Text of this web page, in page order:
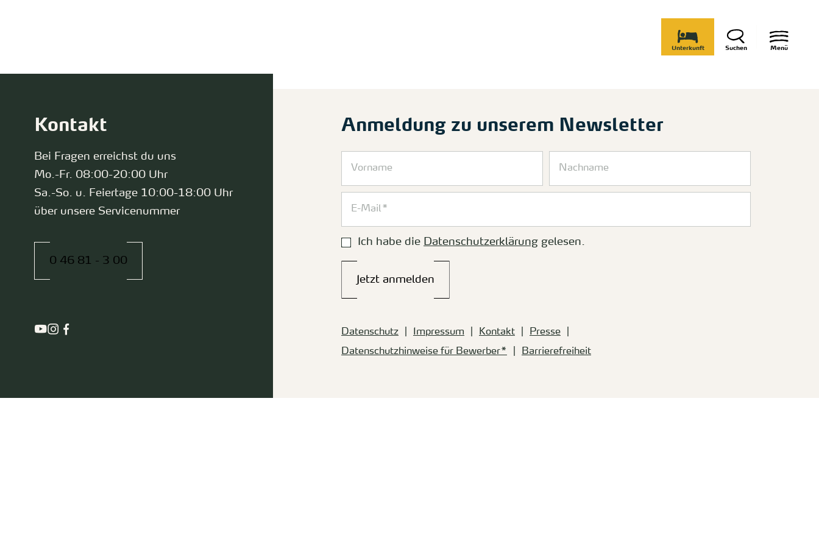
Menü
Suchen
Unterkunft
Anmeldung zu unserem Newsletter
Ich habe die Datenschutzerklärung gelesen.
Jetzt anmelden
Datenschutz Impressum Kontakt
Presse
Datenschutzhinweise für Bewerber*
Barrierefreiheit
Kontakt
Bei Fragen erreichst du uns
Mo.-Fr. 08:00-20:00 Uhr
Sa.-So. u. Feiertage 10:00-18:00 Uhr
über unsere Servicenummer
0 46 81 - 3 00